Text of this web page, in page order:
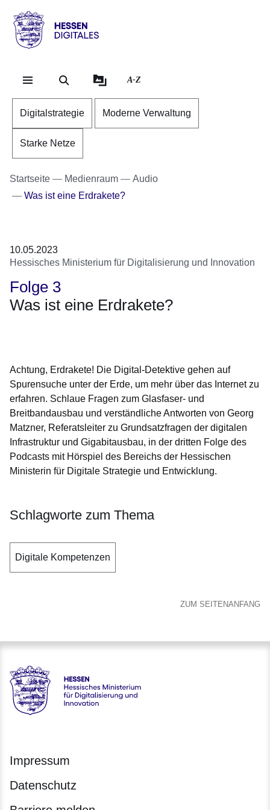
Hessen
Digitales
A-Z
Digitalstrategie Moderne Verwaltung
Starke Netze
Startseite Medienraum
Audio
Was ist eine Erdrakete?
10.05.2023
Hessisches Ministerium für Digitalisierung und Innovation
Folge 3
Was ist eine Erdrakete?
Achtung, Erdrakete! Die Digital-Detektive gehen auf
Spurensuche unter der Erde, um mehr über das Internet zu
erfahren. Schlaue Fragen zum Glasfaser- und
Breitbandausbau und verständliche Antworten von Georg
Matzner, Referatsleiter zu Grundsatzfragen der digitalen
Infrastruktur und Gigabitausbau, in der dritten Folge des
Podcasts mit Hörspiel des Bereichs der Hessischen
Ministerin für Digitale Strategie und Entwicklung.
Schlagworte zum Thema
Digitale Kompetenzen
ZUM SEITENANFANG
Hessen - Hessisches Ministerium für Digitalisierung und
Impressum
Datenschutz